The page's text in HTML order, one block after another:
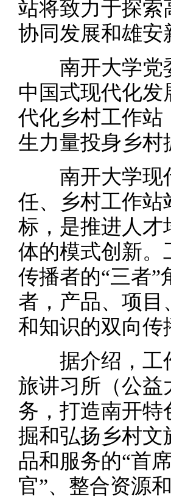
站将致力于探索
协同发展和雄安
南开大学党委
中国式现代化
代化乡村工作站
生力量投身乡村
南开大学现代
任、乡村工作站
标，是推进人才
体的模式创新。
传播者的“三者
者，产品、项
和知识的双向传
据介绍，工作
旅讲习所（公益
务，打造南开
掘和弘扬乡村文
品和服务的“首
官”、整合资源